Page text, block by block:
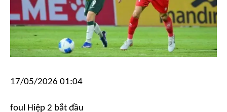
17/05/2026 01:04
foul Hiệp 2 bắt đầu